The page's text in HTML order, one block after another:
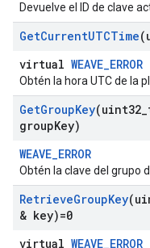
Devuelve el ID de clave
GetCurrentUTCTime
virtual WEAVE_ERROR
Obtén la hora UTC de la
GetGroupKey(uint32
groupKey)
WEAVE_ERROR
Obtén la clave del grupo
RetrieveGroupKey
& key)=0
virtual WEAVE_ERROR